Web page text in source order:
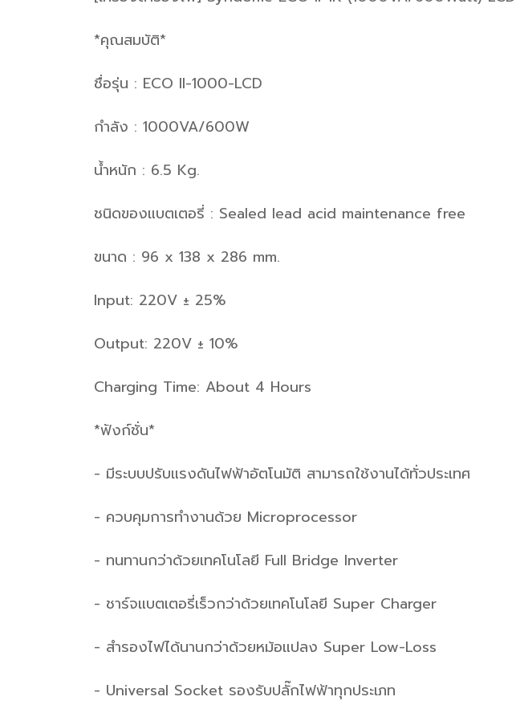
*คุณสมบัติ*
ชื่อรุ่น : ECO II-1000-LCD
กำลัง : 1000VA/600W
น้ำหนัก : 6.5 Kg.
ชนิดของแบตเตอรี่ : Sealed lead acid maintenance free
ขนาด : 96 x 138 x 286 mm.
Input: 220V ± 25%
Output: 220V ± 10%
Charging Time: About 4 Hours
*ฟังก์ชั่น*
- มีระบบปรับแรงดันไฟฟ้าอัตโนมัติ สามารถใช้งานได้ทั่วประเทศ
- ควบคุมการทำงานด้วย Microprocessor
- ทนทานกว่าด้วยเทคโนโลยี Full Bridge Inverter
- ชาร์จแบตเตอรี่เร็วกว่าด้วยเทคโนโลยี Super Charger
- สำรองไฟได้นานกว่าด้วยหม้อแปลง Super Low-Loss
- Universal Socket รองรับปลั๊กไฟฟ้าทุกประเภท